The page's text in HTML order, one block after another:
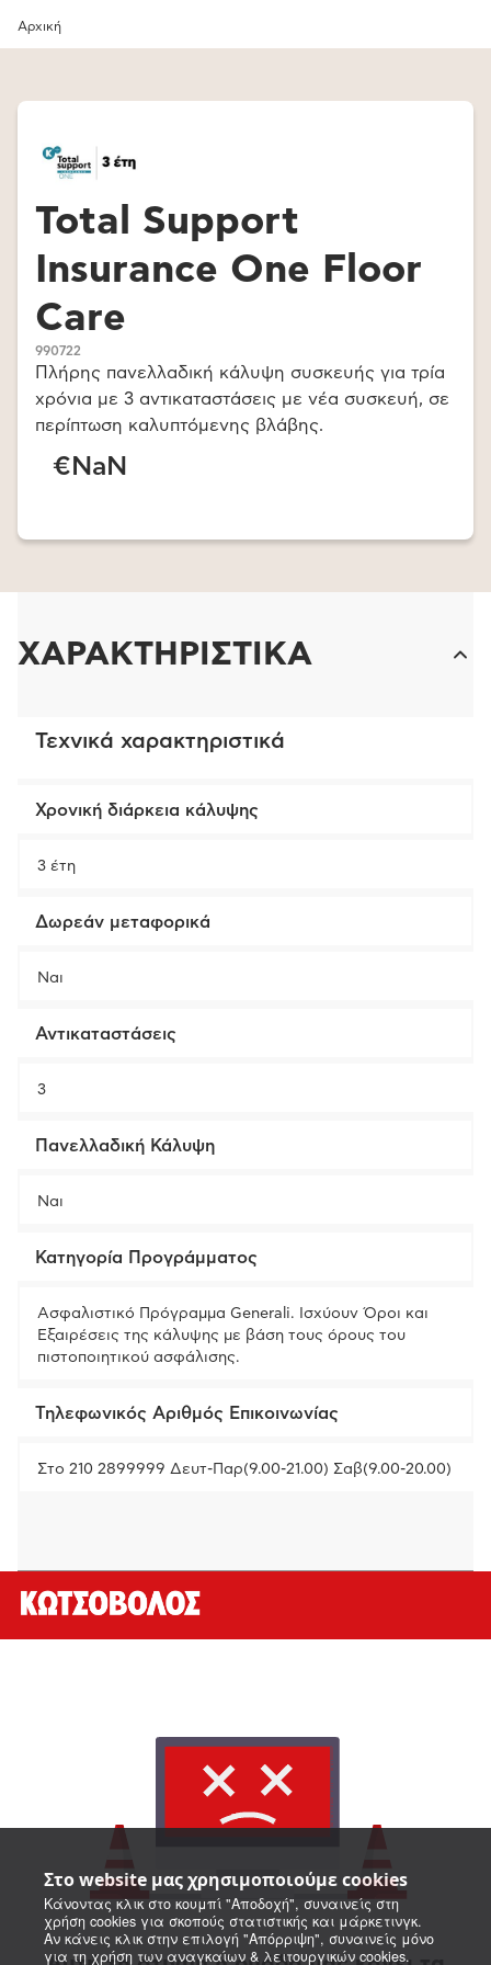
Στο website μας χρησιμοποιούμε cookies
Κάνοντας κλικ στο κουμπί "Αποδοχή", συναινείς στη
χρήση cookies για σκοπούς στατιστικής και μάρκετινγκ.
Αν κάνεις κλικ στην επιλογή "Απόρριψη", συναινείς μόνο
για τη χρήση των αναγκαίων & λειτουργικών cookies.
Αρχική
Total Support
Insurance One Floor
Care
990722
Πλήρης πανελλαδική κάλυψη συσκευής για τρία
χρόνια με 3 αντικαταστάσεις με νέα συσκευή, σε
περίπτωση καλυπτόμενης βλάβης.
€NaN
ΧΑΡΑΚΤΗΡΙΣΤΙΚΑ
Τεχνικά χαρακτηριστικά
Χρονική διάρκεια κάλυψης
3 έτη
Δωρεάν μεταφορικά
Ναι
Αντικαταστάσεις
3
Πανελλαδική Κάλυψη
Ναι
Κατηγορία Προγράμματος
Ασφαλιστικό Πρόγραμμα Generali. Ισχύουν Όροι και
Εξαιρέσεις της κάλυψης με βάση τους όρους του
πιστοποιητικού ασφάλισης.
Τηλεφωνικός Αριθμός Επικοινωνίας
Στο 210 2899999 Δευτ-Παρ(9.00-21.00) Σαβ(9.00-20.00)